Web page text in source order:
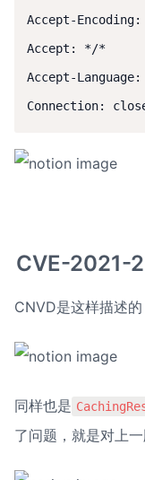
Accept-
Accept: */*
Accept-
Connection:
CVE-2021-
CNVD是这样描述的
同样也是
了问题，就是对上